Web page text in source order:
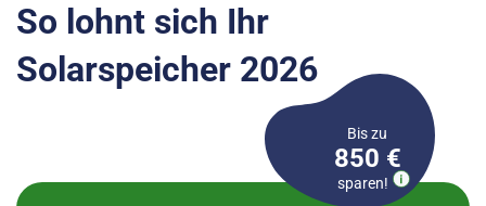
So lohnt sich Ihr
Solarspeicher 2026
Bis zu
850 €
sparen!